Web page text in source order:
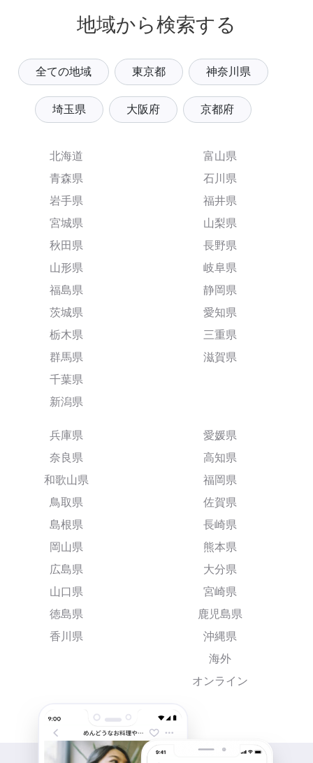
地域から検索する
全ての地域 東京都 神奈川県
埼玉県 大阪府 京都府
北海道
青森県
岩手県
宮城県
秋田県
山形県
福島県
茨城県
栃木県
群馬県
千葉県
新潟県
富山県
石川県
福井県
山梨県
長野県
岐阜県
静岡県
愛知県
三重県
滋賀県
兵庫県
奈良県
和歌山県
鳥取県
島根県
岡山県
広島県
山口県
徳島県
香川県
愛媛県
高知県
福岡県
佐賀県
長崎県
熊本県
大分県
宮崎県
鹿児島県
沖縄県
海外
オンライン